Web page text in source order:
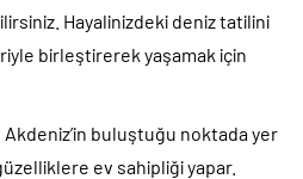
Hayalinizdeki deniz tatilini
birleştirerek yaşamak için
Akdeniz’in buluştuğu noktada yer
ev sahipliği yapar.